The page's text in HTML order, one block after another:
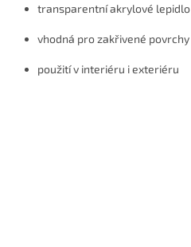
transparentní akrylové lepidlo
vhodná pro zakřivené povrchy
použití v interiéru i exteriéru